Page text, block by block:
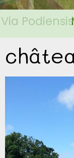
Via